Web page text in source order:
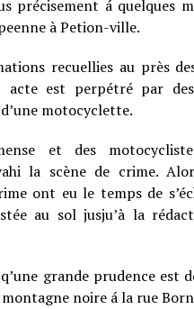
précisement á quelques
à Petion-ville.
recuellies au près
acte est perpétré par
motocyclette.
et des
la scène de crime.
ont eu le temps de
au sol jusju’à la
grande prudence est
noire á la rue